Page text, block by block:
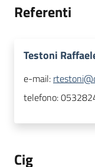
Referenti
Testoni
e-mail:
telefono:
Cig